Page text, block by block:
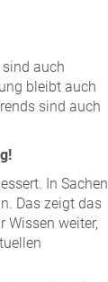
auch
bleibt auch
sind auch
In Sachen
Das zeigt das
Wissen weiter,